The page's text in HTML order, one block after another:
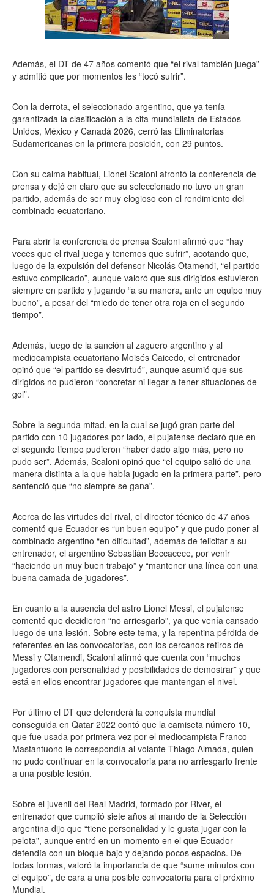
Además, el DT de 47 años comentó que “el rival también juega”
y admitió que por momentos les “tocó sufrir”.
Con la derrota, el seleccionado argentino, que ya tenía
garantizada la clasificación a la cita mundialista de Estados
Unidos, México y Canadá 2026, cerró las Eliminatorias
Sudamericanas en la primera posición, con 29 puntos.
Con su calma habitual, Lionel Scaloni afrontó la conferencia de
prensa y dejó en claro que su seleccionado no tuvo un gran
partido, además de ser muy elogioso con el rendimiento del
combinado ecuatoriano.
Para abrir la conferencia de prensa Scaloni afirmó que “hay
veces que el rival juega y tenemos que sufrir”, acotando que,
luego de la expulsión del defensor Nicolás Otamendi, “el partido
estuvo complicado”, aunque valoró que sus dirigidos estuvieron
siempre en partido y jugando “a su manera, ante un equipo muy
bueno”, a pesar del “miedo de tener otra roja en el segundo
tiempo”.
Además, luego de la sanción al zaguero argentino y al
mediocampista ecuatoriano Moisés Caicedo, el entrenador
opinó que “el partido se desvirtuó”, aunque asumió que sus
dirigidos no pudieron “concretar ni llegar a tener situaciones de
gol”.
Sobre la segunda mitad, en la cual se jugó gran parte del
partido con 10 jugadores por lado, el pujatense declaró que en
el segundo tiempo pudieron “haber dado algo más, pero no
pudo ser”. Además, Scaloni opinó que “el equipo salió de una
manera distinta a la que había jugado en la primera parte”, pero
sentenció que “no siempre se gana”.
Acerca de las virtudes del rival, el director técnico de 47 años
comentó que Ecuador es “un buen equipo” y que pudo poner al
combinado argentino “en dificultad”, además de felicitar a su
entrenador, el argentino Sebastián Beccacece, por venir
“haciendo un muy buen trabajo” y “mantener una línea con una
buena camada de jugadores”.
En cuanto a la ausencia del astro Lionel Messi, el pujatense
comentó que decidieron “no arriesgarlo”, ya que venía cansado
luego de una lesión. Sobre este tema, y la repentina pérdida de
referentes en las convocatorias, con los cercanos retiros de
Messi y Otamendi, Scaloni afirmó que cuenta con “muchos
jugadores con personalidad y posibilidades de demostrar” y que
está en ellos encontrar jugadores que mantengan el nivel.
Por último el DT que defenderá la conquista mundial
conseguida en Qatar 2022 contó que la camiseta número 10,
que fue usada por primera vez por el mediocampista Franco
Mastantuono le correspondía al volante Thiago Almada, quien
no pudo continuar en la convocatoria para no arriesgarlo frente
a una posible lesión.
Sobre el juvenil del Real Madrid, formado por River, el
entrenador que cumplió siete años al mando de la Selección
argentina dijo que “tiene personalidad y le gusta jugar con la
pelota”, aunque entró en un momento en el que Ecuador
defendía con un bloque bajo y dejando pocos espacios. De
todas formas, valoró la importancia de que “sume minutos con
el equipo”, de cara a una posible convocatoria para el próximo
Mundial.